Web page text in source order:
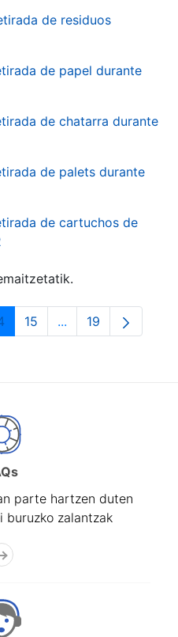
de residuos
de papel durante
de chatarra durante
de palets durante
de cartuchos de
Pages Use TAB to navigate.
Orrialdea
15 ...Intermediate
Orrialdea
19
parte hartzen duten
buruzko zalantzak